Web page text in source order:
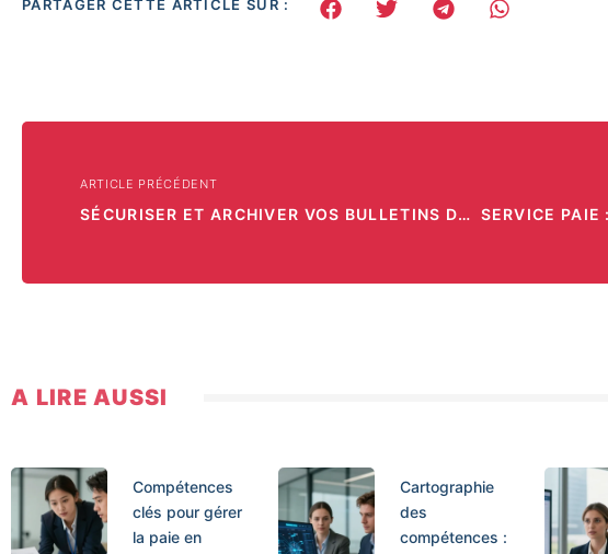
PARTAGER CETTE ARTICLE SUR :
ARTICLE PRÉCÉDENT
SÉCURISER ET ARCHIVER VOS BULLETINS DE PAIE EN ENTREPRISE GRÂCE À LA SOLUTION COFFREO
A LIRE AUSSI
Compétences
clés pour gérer
la paie en
Cartographie
des
compétences :